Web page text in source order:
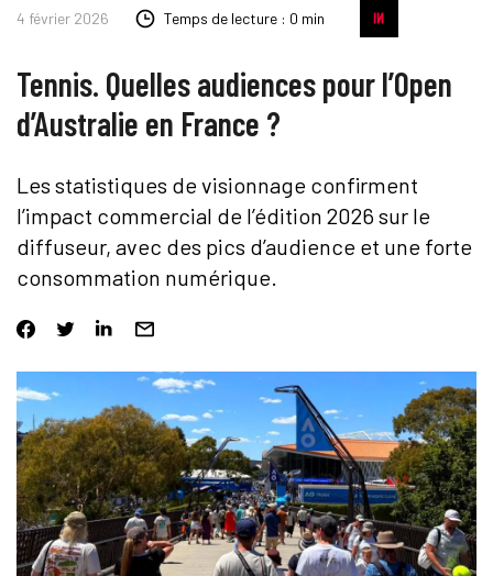
4 février 2026 Temps de lecture : 0 min
Tennis. Quelles audiences pour l’Open
d’Australie en France ?
Les statistiques de visionnage confirment
l’impact commercial de l’édition 2026 sur le
diffuseur, avec des pics d’audience et une forte
consommation numérique.